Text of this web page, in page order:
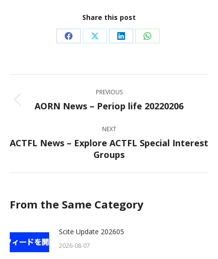
Share this post
Share
Facebook
Share
X
Share
LinkedIn
Share
WhatsApp
navigation
PREVIOUS
Previous
AORN News – Periop life 20220206
NEXT
Next
post:
ACTFL News – Explore ACTFL Special Interest
Groups
From the Same Category
Scite Update 202605
2026-08-07